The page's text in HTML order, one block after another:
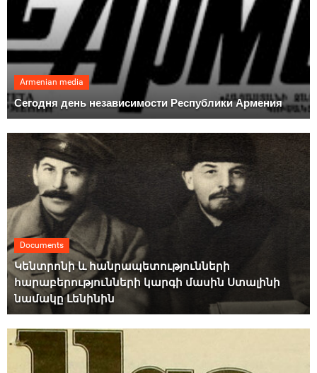
Armenian media
Сегодня день независимости Республики Армения
Documents
Կենտրոնի և հանրապետությունների
հարաբերությունների կարգի մասին Ստալինի
նամակը Լենինին